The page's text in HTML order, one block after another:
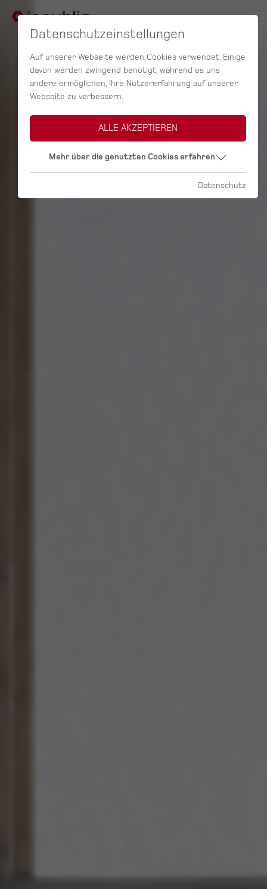
Datenschutzeinstellungen
Auf unserer Webseite werden Cookies verwendet. Einige
davon werden zwingend benötigt, während es uns
andere ermöglichen, Ihre Nutzererfahrung auf unserer
Webseite zu verbessern.
ALLE AKZEPTIEREN
Mehr über die genutzten Cookies erfahren
Datenschutz